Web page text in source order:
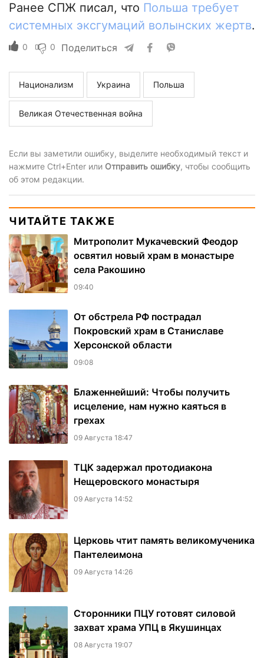
Ранее СПЖ писал, что Польша требует
системных эксгумаций волынских жертв.
0 0 Поделиться
Национализм Украина Польша
Великая Отечественная война
Если вы заметили ошибку, выделите необходимый текст и
нажмите Ctrl+Enter или Отправить ошибку, чтобы сообщить
об этом редакции.
ЧИТАЙТЕ ТАКЖЕ
Митрополит Мукачевский Феодор
освятил новый храм в монастыре
села Ракошино
09:40
От обстрела РФ пострадал
Покровский храм в Станиславе
Херсонской области
09:08
Блаженнейший: Чтобы получить
исцеление, нам нужно каяться в
грехах
09 Августа 18:47
ТЦК задержал протодиакона
Нещеровского монастыря
09 Августа 14:52
Церковь чтит память великомученика
Пантелеимона
09 Августа 14:26
Сторонники ПЦУ готовят силовой
захват храма УПЦ в Якушинцах
08 Августа 19:07